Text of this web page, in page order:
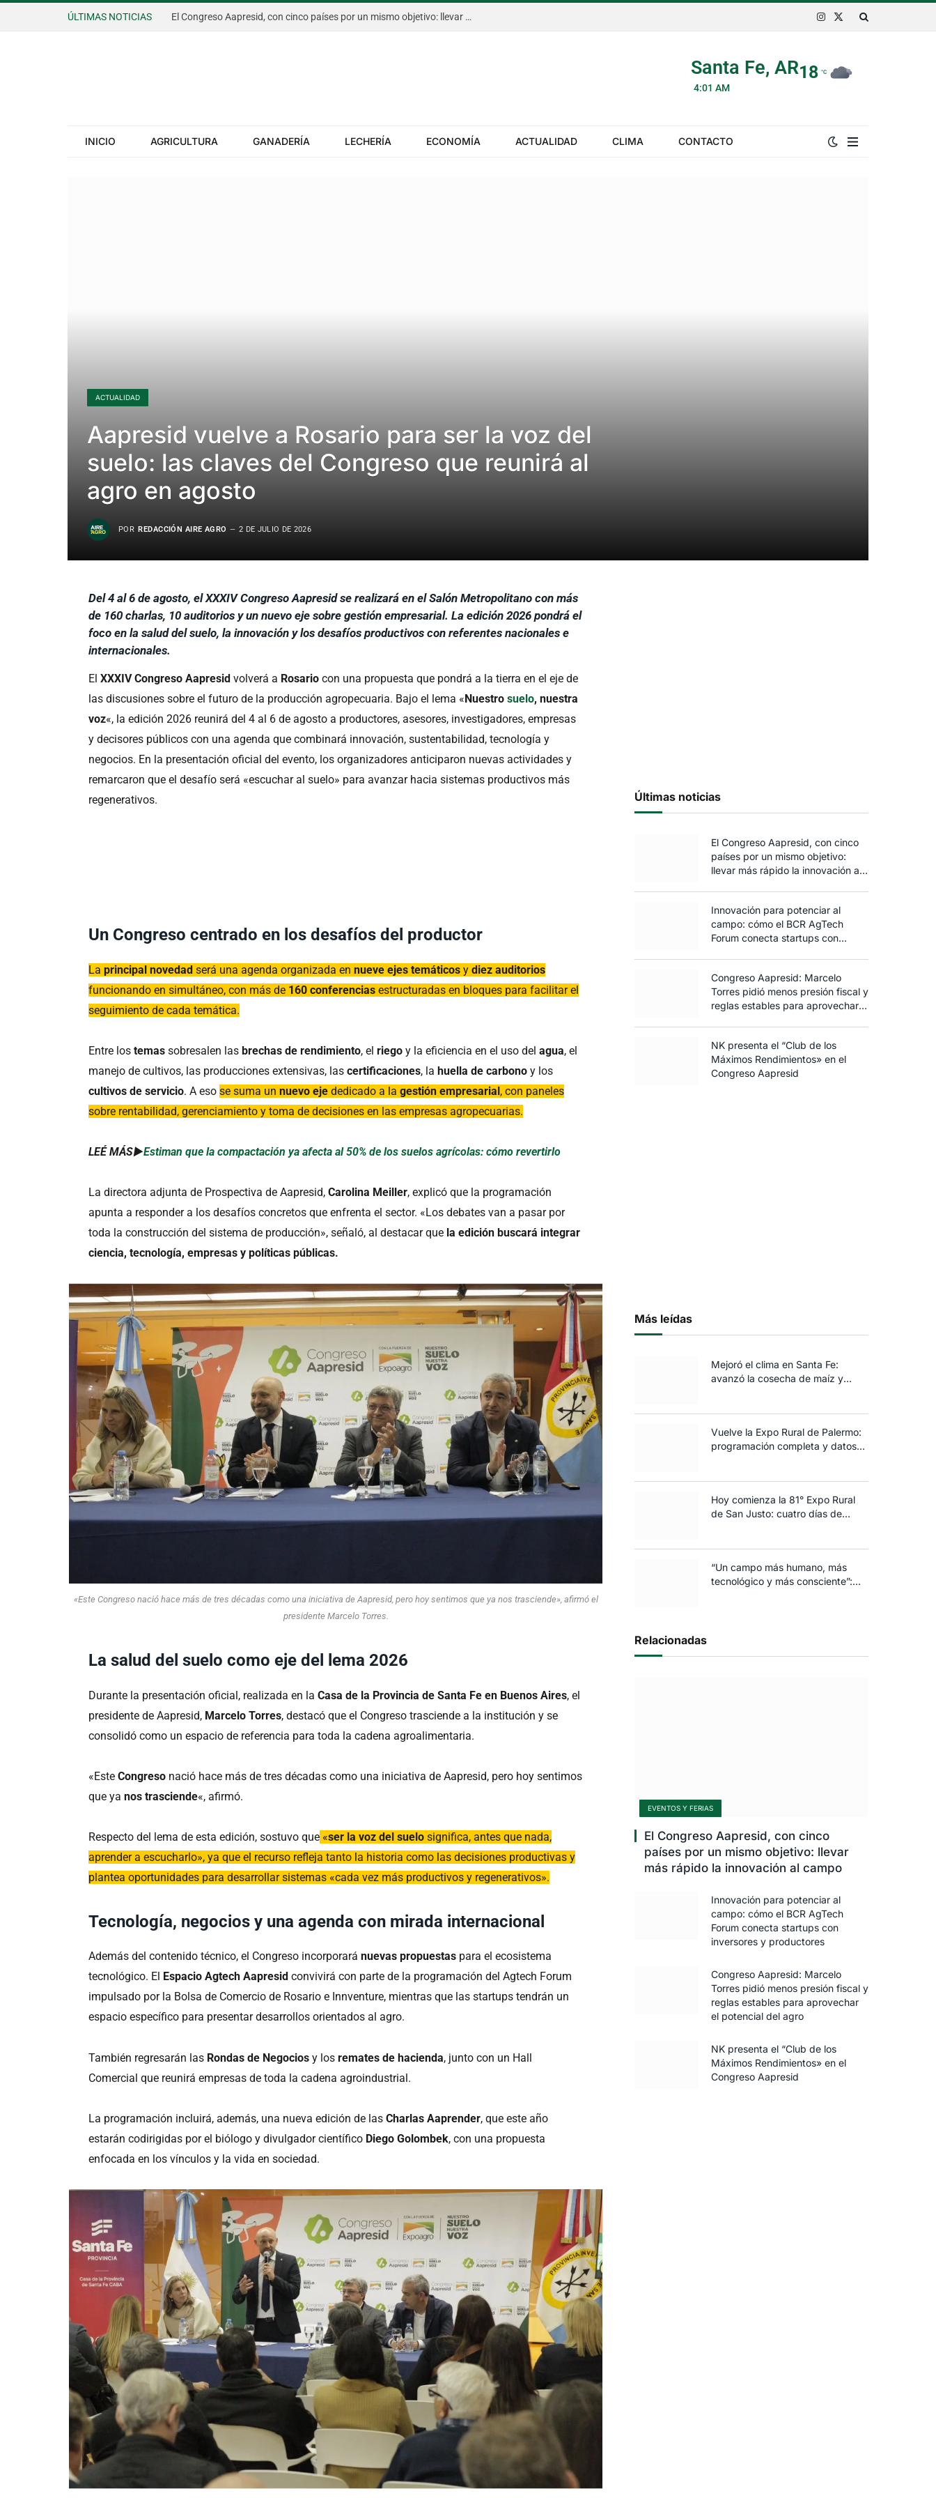
ÚLTIMAS NOTICIAS El Congreso Aapresid, con cinco países por un mismo objetivo: llevar más rápido la innovación al campo
Instagram
X
Santa Fe, AR
4:01 AM
18 °C
INICIO AGRICULTURA GANADERÍA LECHERÍA ECONOMÍA ACTUALIDAD CLIMA CONTACTO
ACTUALIDAD
Aapresid vuelve a Rosario para ser la voz del
suelo: las claves del Congreso que reunirá al
agro en agosto
POR REDACCIÓN AIRE AGRO 2 DE JULIO DE 2026
Del 4 al 6 de agosto, el XXXIV Congreso Aapresid se realizará en el Salón Metropolitano con más
de 160 charlas, 10 auditorios y un nuevo eje sobre gestión empresarial. La edición 2026 pondrá el
foco en la salud del suelo, la innovación y los desafíos productivos con referentes nacionales e
internacionales.
ElXXXIV Congreso Aapresid volverá a Rosario con una propuesta que pondrá a la tierra en el eje de
las discusiones sobre el futuro de la producción agropecuaria. Bajo el lema «Nuestrosuelo, nuestra
voz«, la edición 2026 reunirá del 4 al 6 de agosto a productores, asesores, investigadores, empresas
y decisores públicos con una agenda que combinará innovación, sustentabilidad, tecnología y
negocios. En la presentación oficial del evento, los organizadores anticiparon nuevas actividades y
remarcaron que el desafío será «escuchar al suelo» para avanzar hacia sistemas productivos más
regenerativos.
Un Congreso centrado en los desafíos del productor
Laprincipal novedad será una agenda organizada ennueve ejes temáticos ydiez auditorios
funcionando en simultáneo, con más de 160 conferencias estructuradas en bloques para facilitar el
seguimiento de cada temática.
Entre lostemas sobresalen lasbrechas de rendimiento, elriego y la eficiencia en el uso delagua, el
manejo de cultivos, las producciones extensivas, lascertificaciones, lahuella de carbono y los
cultivos de servicio. A esose suma unnuevo eje dedicado a lagestión empresarial, con paneles
sobre rentabilidad, gerenciamiento y toma de decisiones en las empresas agropecuarias.
LEÉ MÁS►Estiman que la compactación ya afecta al 50% de los suelos agrícolas: cómo revertirlo
La directora adjunta de Prospectiva de Aapresid,Carolina Meiller, explicó que la programación
apunta a responder a los desafíos concretos que enfrenta el sector. «Los debates van a pasar por
toda la construcción del sistema de producción», señaló, al destacar que la edición buscará integrar
ciencia, tecnología, empresas y políticas públicas.
«Este Congreso nació hace más de tres décadas como una iniciativa de Aapresid, pero hoy sentimos que ya nos trasciende», afirmó el
presidente Marcelo Torres.
La salud del suelo como eje del lema 2026
Durante la presentación oficial, realizada en laCasa de la Provincia de Santa Fe en Buenos Aires, el
presidente de Aapresid, Marcelo Torres, destacó que el Congreso trasciende a la institución y se
consolidó como un espacio de referencia para toda la cadena agroalimentaria.
«EsteCongreso nació hace más de tres décadas como una iniciativa de Aapresid, pero hoy sentimos
que yanos trasciende«, afirmó.
Respecto del lema de esta edición, sostuvo que «ser la voz del suelo significa, antes que nada,
aprender a escucharlo», ya que el recurso refleja tanto la historia como las decisiones productivas y
plantea oportunidades para desarrollar sistemas «cada vez más productivos y regenerativos».
Tecnología, negocios y una agenda con mirada internacional
Además del contenido técnico, el Congreso incorporaránuevas propuestas para el ecosistema
tecnológico. El Espacio Agtech Aapresid convivirá con parte de la programación del Agtech Forum
impulsado por la Bolsa de Comercio de Rosario e Innventure, mientras que las startups tendrán un
espacio específico para presentar desarrollos orientados al agro.
También regresarán las Rondas de Negocios y losremates de hacienda, junto con un Hall
Comercial que reunirá empresas de toda la cadena agroindustrial.
La programación incluirá, además, una nueva edición de lasCharlas Aaprender, que este año
estarán codirigidas por el biólogo y divulgador científico Diego Golombek, con una propuesta
enfocada en los vínculos y la vida en sociedad.
Últimas noticias
El Congreso Aapresid, con cinco
países por un mismo objetivo:
llevar más rápido la innovación al
Innovación para potenciar al
campo: cómo el BCR AgTech
Forum conecta startups con
Congreso Aapresid: Marcelo
Torres pidió menos presión fiscal y
reglas estables para aprovechar
NK presenta el “Club de los
Máximos Rendimientos» en el
Congreso Aapresid
Más leídas
Mejoró el clima en Santa Fe:
avanzó la cosecha de maíz y
Vuelve la Expo Rural de Palermo:
programación completa y datos
Hoy comienza la 81° Expo Rural
de San Justo: cuatro días de
“Un campo más humano, más
tecnológico y más consciente”:
Relacionadas
EVENTOS Y FERIAS
El Congreso Aapresid, con cinco
países por un mismo objetivo: llevar
más rápido la innovación al campo
Innovación para potenciar al
campo: cómo el BCR AgTech
Forum conecta startups con
inversores y productores
Congreso Aapresid: Marcelo
Torres pidió menos presión fiscal y
reglas estables para aprovechar
el potencial del agro
NK presenta el “Club de los
Máximos Rendimientos» en el
Congreso Aapresid